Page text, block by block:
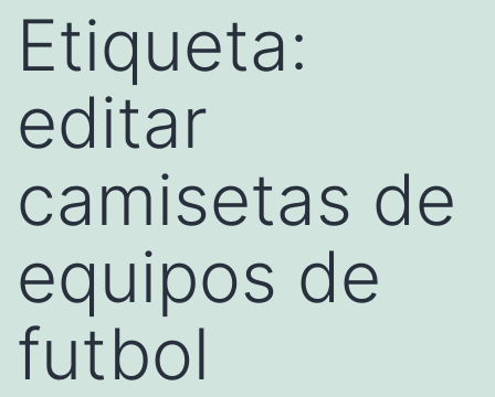
Etiqueta:
editar
camisetas de
equipos de
futbol